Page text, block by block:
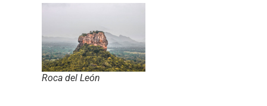
Roca del León